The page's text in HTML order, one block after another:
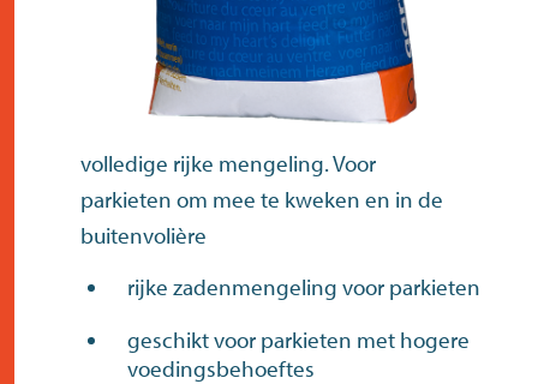
volledige rijke mengeling. Voor
parkieten om mee te kweken en in de
buitenvolière
rijke zadenmengeling voor parkieten
geschikt voor parkieten met hogere
voedingsbehoeftes